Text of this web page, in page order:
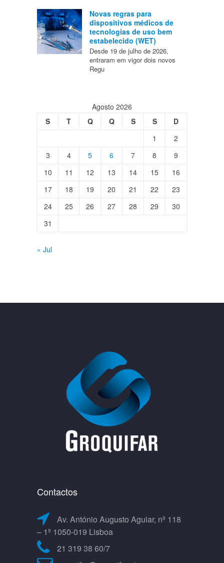
Novas regras para
dispositivos médicos de
tecnologias de uso bem
estabelecido (WET)
Desde 19 de julho de 2026,
entraram em vigor dois novos
Regu
Agosto 2026
S
T Q Q S S
D
1
2
3
4 5 6 7 8
9
10
11 12 13 14 15
16
17
18 19 20 21 22
23
24
25 26 27 28 29
30
31
« Jul
Contactos
Av. António Augusto Aguiar, nº 118
– 1º 1050-019 Lisboa
21 319 38 60/7